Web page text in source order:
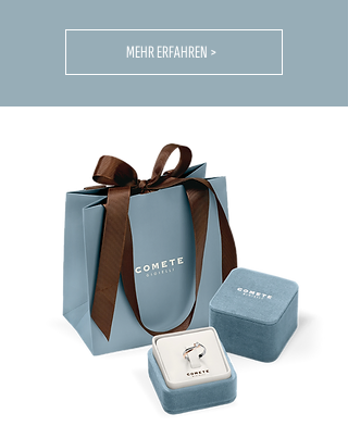
MEHR ERFAHREN >